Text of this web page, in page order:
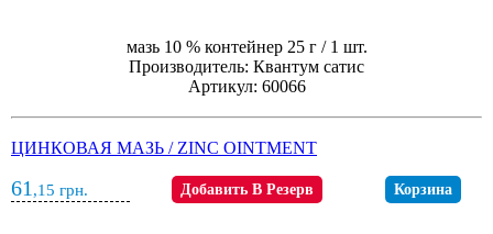
мазь 10 % контейнер 25 г / 1 шт.
Производитель: Квантум сатис
Артикул: 60066
ЦИНКОВАЯ МАЗЬ / ZINC OINTMENT
61 ,15 грн. Добавить В Резерв Корзина